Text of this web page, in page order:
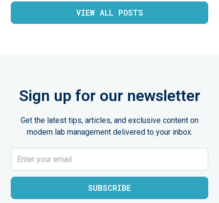
VIEW ALL POSTS
Sign up for our newsletter
Get the latest tips, articles, and exclusive content on
modern lab management delivered to your inbox.